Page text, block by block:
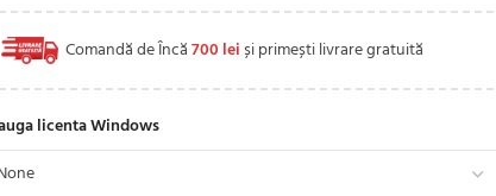
Comandă de Încă700 leiși primești livrare gratuită
licenta Windows